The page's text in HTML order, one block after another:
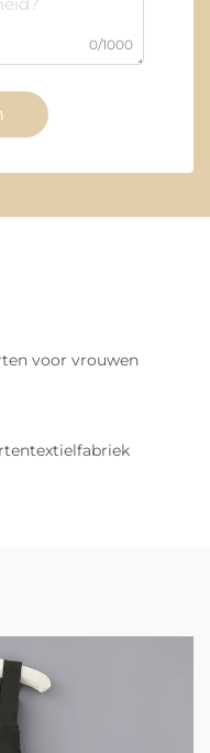
0/1000
voor vrouwen